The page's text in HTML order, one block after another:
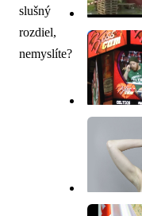
slušný
rozdiel,
nemyslíte?